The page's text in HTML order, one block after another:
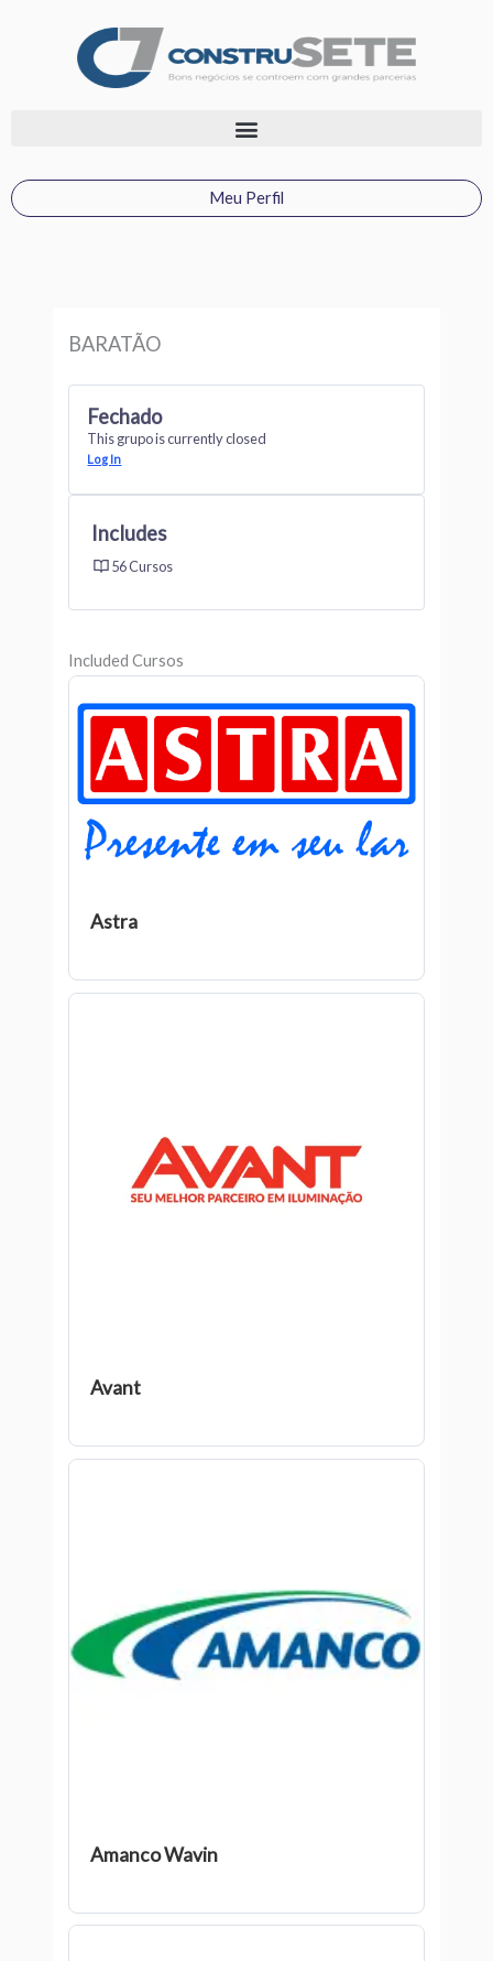
Meu Perfil
BARATÃO
Included Cursos
Astra
Avant
Amanco Wavin
Fechado
This grupo is currently closed
Log In
Includes
56 Cursos